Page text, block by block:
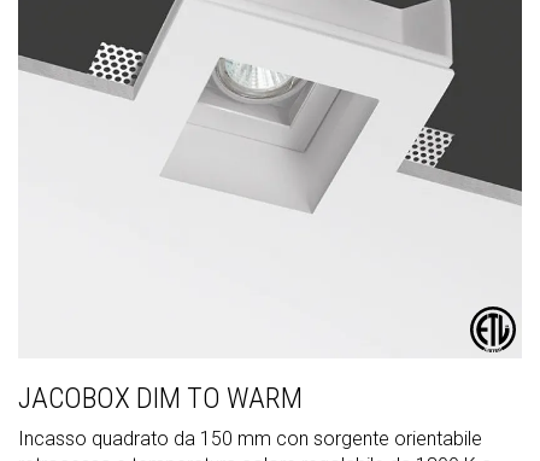
JACOBOX DIM TO WARM
Incasso quadrato da 150 mm con sorgente orientabile